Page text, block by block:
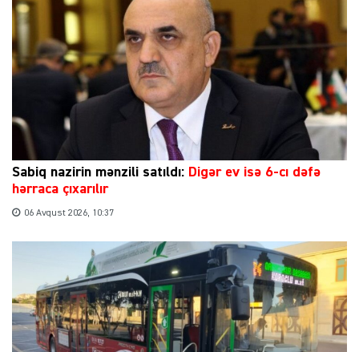
Sabiq nazirin mənzili satıldı: Digər ev isə 6-cı dəfə
hərraca çıxarılır
06 Avqust 2026, 10:37